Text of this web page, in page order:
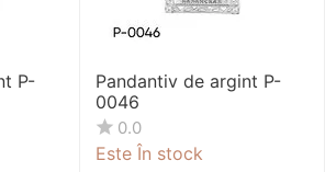
P-
Pandantiv de argint P-
0046
0.0
Este În stock